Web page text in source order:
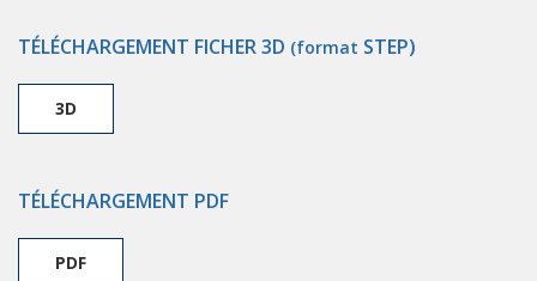
TÉLÉCHARGEMENT FICHER 3D (format STEP)
3D
TÉLÉCHARGEMENT PDF
PDF